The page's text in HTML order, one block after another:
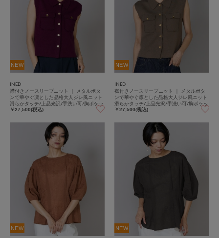
NEW
INED
襟付きノースリーブニット ｜ メタルボタ
ンで華やぐ凛とした品格大人ジレ風ニット
滑らかタッチ/上品光沢/手洗い可/胸ポケッ
ト
￥27,500(税込)
NEW
INED
襟付きノースリーブニット ｜ メタルボタ
ンで華やぐ凛とした品格大人ジレ風ニット
滑らかタッチ/上品光沢/手洗い可/胸ポケッ
ト
￥27,500(税込)
NEW NEW